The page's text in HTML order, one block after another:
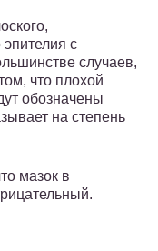
эпителия с
случаев,
что плохой
обозначены
на степень
мазок в